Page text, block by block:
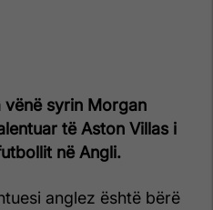
vënë syrin Morgan
të Aston Villas i
në Angli.
anglez është bërë